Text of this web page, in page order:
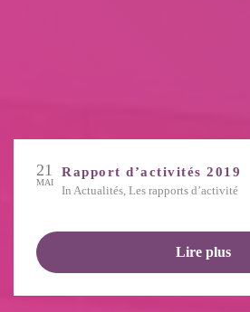
21
MAI
Rapport d’activités 2019
in Actualités, Les rapports d’activité
Lire plus